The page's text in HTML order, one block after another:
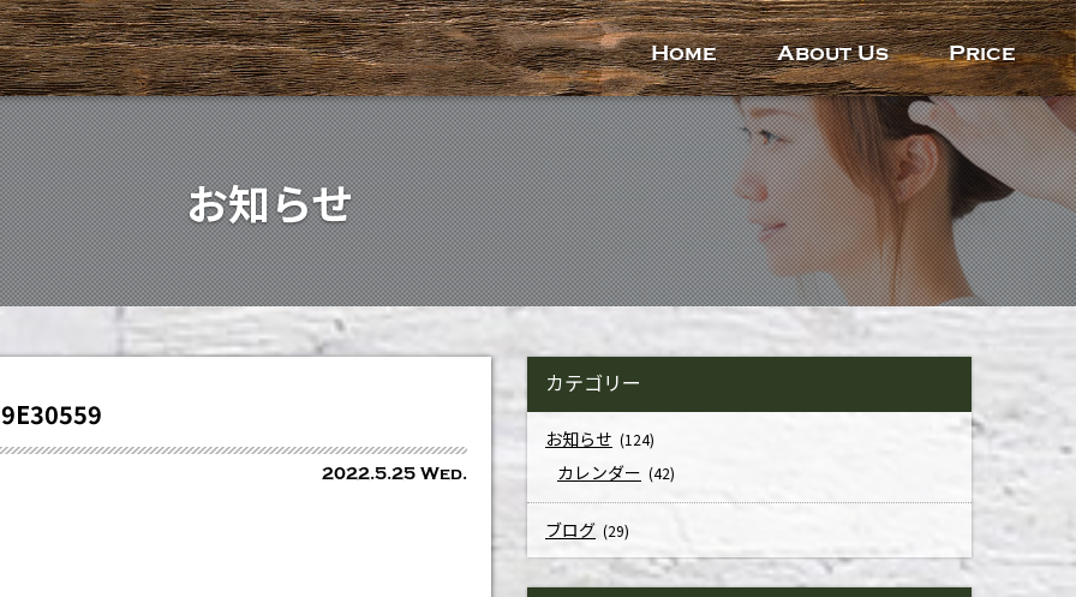
Home About Us Price
お知らせ
2022.5.25 Wed.
カテゴリー
お知らせ (124)
カレンダー (42)
ブログ (29)